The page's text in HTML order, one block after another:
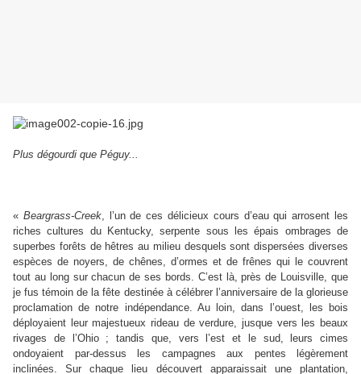
Plus dégourdi que Péguy...
« Beargrass-Creek, l’un de ces délicieux cours d’eau qui arrosent les
riches cultures du Kentucky, serpente sous les épais ombrages de
superbes forêts de hêtres au milieu desquels sont dispersées diverses
espèces de noyers, de chênes, d’ormes et de frênes qui le couvrent
tout au long sur chacun de ses bords. C’est là, près de Louisville, que
je fus témoin de la fête destinée à célébrer l’anniversaire de la glorieuse
proclamation de notre indépendance. Au loin, dans l’ouest, les bois
déployaient leur majestueux rideau de verdure, jusque vers les beaux
rivages de l’Ohio ; tandis que, vers l’est et le sud, leurs cimes
ondoyaient par-dessus les campagnes aux pentes légèrement
inclinées. Sur chaque lieu découvert apparaissait une plantation,